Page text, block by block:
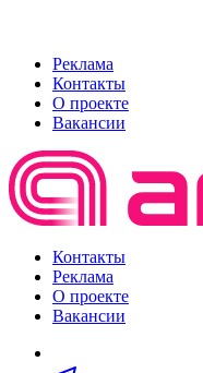
Реклама
Контакты
О проекте
Вакансии
Контакты
Реклама
О проекте
Вакансии